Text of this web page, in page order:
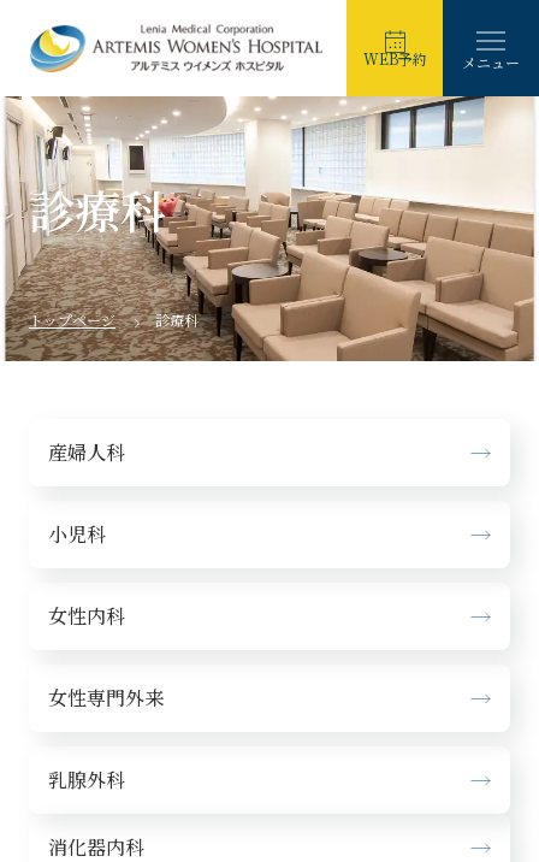
WEB予約 メニュー
診療科
トップページ 診療科
産婦人科
小児科
女性内科
女性専門外来
乳腺外科
消化器内科